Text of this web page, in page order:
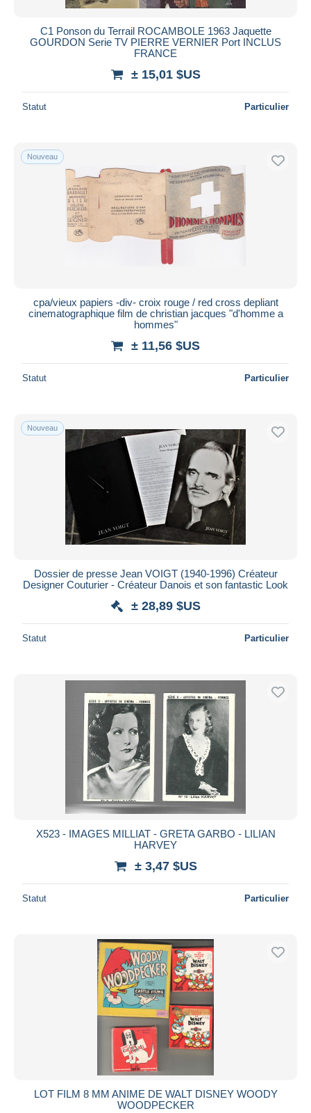
C1 Ponson du Terrail ROCAMBOLE 1963 Jaquette
GOURDON Serie TV PIERRE VERNIER Port INCLUS
FRANCE
± 15,01 $US
Statut Particulier
Nouveau
cpa/vieux papiers -div- croix rouge / red cross depliant
cinematographique film de christian jacques "d'homme a
hommes"
± 11,56 $US
Statut Particulier
Nouveau
Dossier de presse Jean VOIGT (1940-1996) Créateur
Designer Couturier - Créateur Danois et son fantastic Look
± 28,89 $US
Statut Particulier
X523 - IMAGES MILLIAT - GRETA GARBO - LILIAN
HARVEY
± 3,47 $US
Statut Particulier
LOT FILM 8 MM ANIME DE WALT DISNEY WOODY
WOODPECKER